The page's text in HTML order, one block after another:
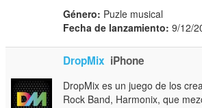
Género: Puzle musical
Fecha de lanzamiento: 9/12/
DropMix iPhone
DropMix es un juego de los
Rock Band, Harmonix, que